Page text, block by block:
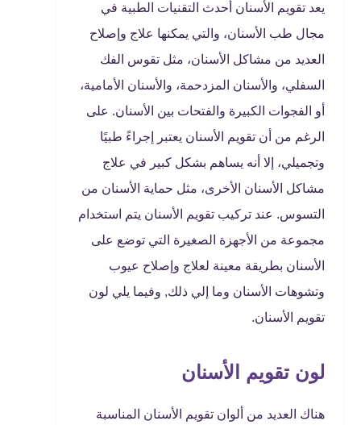
يعد تقويم الأسنان أحدث التقنيات الطبية في
مجال طب الأسنان، والتي يمكنها علاج وإصلاح
العديد من مشاكل الأسنان، مثل تقوس الفك
السفلي، والأسنان المزدحمة، والأسنان الأمامية،
أو الفجوات الكبيرة والفتحات بين الأسنان. على
الرغم من أن تقويم الأسنان يعتبر إجراءً طبيًا
وتجميلي، إلا أنه يساهم بشكل كبير في علاج
مشاكل الأسنان الأخرى، مثل حماية الأسنان من
التسوس. عند تركيب تقويم الأسنان يتم استخدام
مجموعة من الأجهزة الصغيرة التي توضع على
الأسنان بطريقة معينة لعلاج وإصلاح عيوب
وتشوهات الأسنان وما إلي ذلك, وفيما يلي لون
تقويم الأسنان.
لون تقويم الأسنان
هناك العديد من ألوان تقويم الأسنان المناسبة